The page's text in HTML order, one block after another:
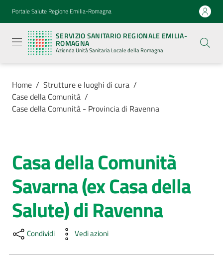
Vai al contenuto
Vai alla navigazione
Vai al footer
Portale Salute Regione Emilia-Romagna
SERVIZIO SANITARIO REGIONALE EMILIA-
ROMAGNA
Azienda Unità Sanitaria Locale della Romagna
Sanitario
Regionale
Emilia-
Romagna
Azienda
Sanitaria
Locale della
Romagna
Servizi
Luoghi
di
cura
Menu selezionato
AUSL
Comunica
Home / Strutture e luoghi di cura /
Case della Comunità /
Case della Comunità - Provincia di Ravenna
Salta al contenuto
Casa della Comunità
Savarna (ex Casa della
Salute) di Ravenna
Condividi Vedi azioni